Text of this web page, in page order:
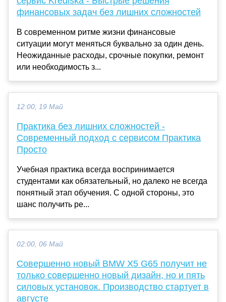
финансовых задач без лишних сложностей
В современном ритме жизни финансовые
ситуации могут меняться буквально за один день.
Неожиданные расходы, срочные покупки, ремонт
или необходимость з...
12:00, 19 Май
Практика без лишних сложностей -
Современный подход с сервисом Практика
Просто
Учебная практика всегда воспринимается
студентами как обязательный, но далеко не всегда
понятный этап обучения. С одной стороны, это
шанс получить ре...
02:00, 06 Май
Совершенно новый BMW X5 G65 получит не
только совершенно новый дизайн, но и пять
силовых установок. Производство стартует в
августе